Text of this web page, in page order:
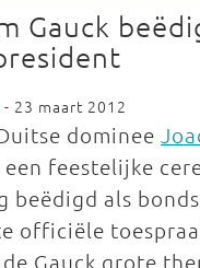
Gauck
- 23 maart 2012
dominee
feestelijke
beëdigd als
officiële
Gauck grote